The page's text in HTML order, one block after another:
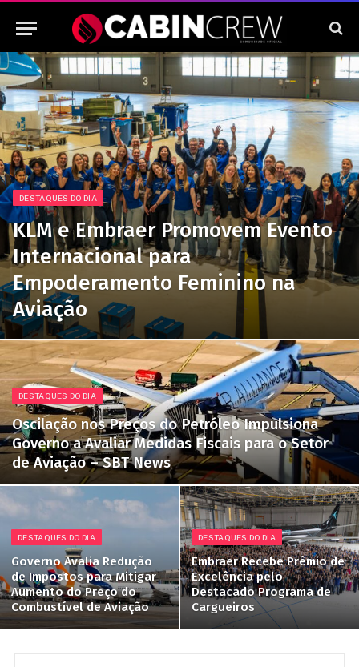
DESTAQUES DO DIA
KLM e Embraer Promovem Evento
Internacional para
Empoderamento Feminino na
Aviação
DESTAQUES DO DIA
Oscilação nos Preços do Petróleo Impulsiona
Governo a Avaliar Medidas Fiscais para o Setor
de Aviação – SBT News
DESTAQUES DO DIA
Governo Avalia Redução
de Impostos para Mitigar
Aumento do Preço do
Combustível de Aviação
DESTAQUES DO DIA
Embraer Recebe Prêmio de
Excelência pelo
Destacado Programa de
Cargueiros